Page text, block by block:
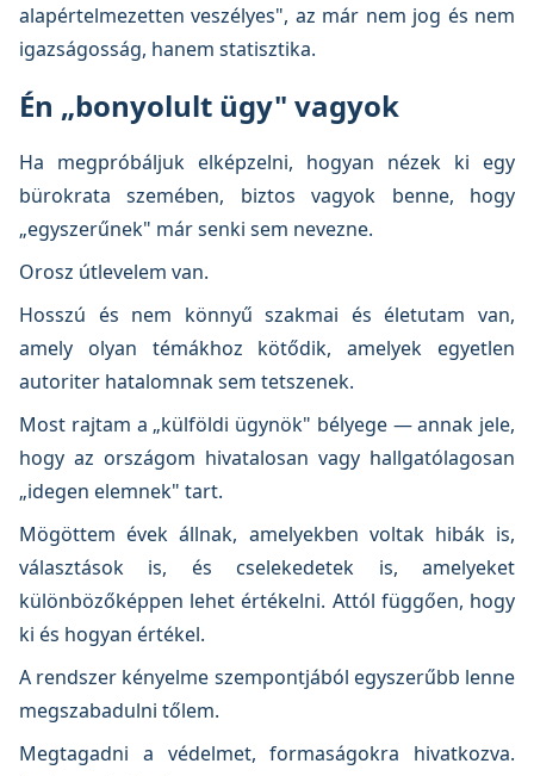
alapértelmezetten veszélyes", az már nem jog és nem
igazságosság, hanem statisztika.
Én „bonyolult ügy" vagyok
Ha megpróbáljuk elképzelni, hogyan nézek ki egy
bürokrata szemében, biztos vagyok benne, hogy
„egyszerűnek" már senki sem nevezne.
Orosz útlevelem van.
Hosszú és nem könnyű szakmai és életutam van,
amely olyan témákhoz kötődik, amelyek egyetlen
autoriter hatalomnak sem tetszenek.
Most rajtam a „külföldi ügynök" bélyege — annak jele,
hogy az országom hivatalosan vagy hallgatólagosan
„idegen elemnek" tart.
Mögöttem évek állnak, amelyekben voltak hibák is,
választások is, és cselekedetek is, amelyeket
különbözőképpen lehet értékelni. Attól függően, hogy
ki és hogyan értékel.
A rendszer kényelme szempontjából egyszerűbb lenne
megszabadulni tőlem.
Megtagadni a védelmet, formaságokra hivatkozva.